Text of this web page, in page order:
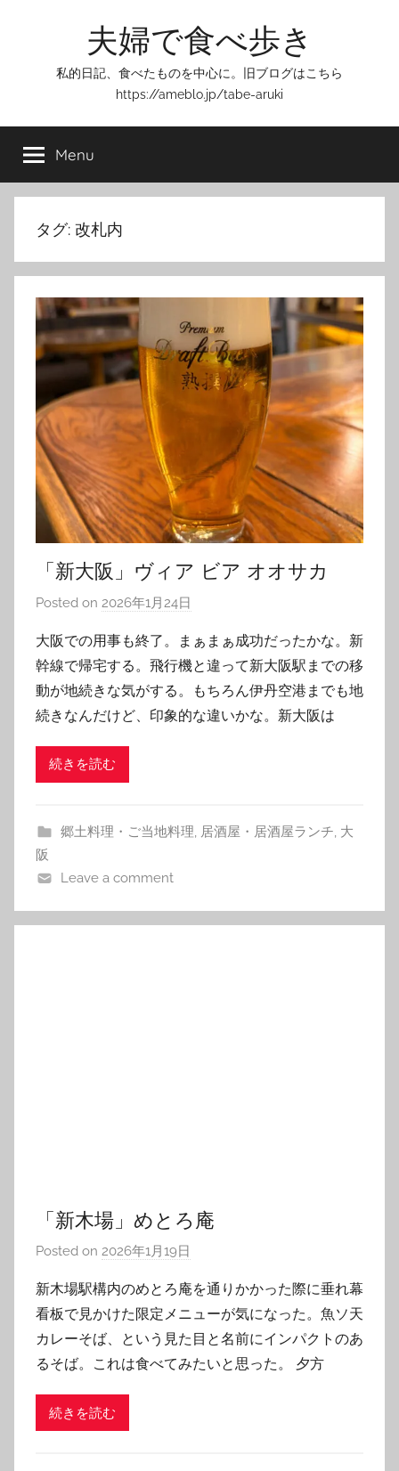
夫婦で食べ歩き
私的日記、食べたものを中心に。旧ブログはこちら
https://ameblo.jp/tabe-aruki
Menu
タグ: 改札内
「新大阪」ヴィア ビア オオサカ
Posted on 2026年1月24日
T
o
m
大阪での用事も終了。まぁまぁ成功だったかな。新
幹線で帰宅する。飛行機と違って新大阪駅までの移
動が地続きな気がする。もちろん伊丹空港までも地
続きなんだけど、印象的な違いかな。新大阪は
続きを読む
郷土料理・ご当地料理 居酒屋・居酒屋ランチ 大
阪
Leave a comment
「新木場」めとろ庵
Posted on 2026年1月19日
T
o
m
新木場駅構内のめとろ庵を通りかかった際に垂れ幕
看板で見かけた限定メニューが気になった。魚ソ天
カレーそば、という見た目と名前にインパクトのあ
るそば。これは食べてみたいと思った。 夕方
続きを読む